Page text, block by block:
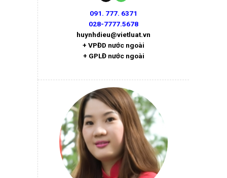
091. 777. 6371
028-7777.5678
huynhdieu@vietluat.vn
+ VPĐD nước ngoài
+ GPLĐ nước ngoài